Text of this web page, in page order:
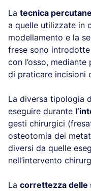
La tecnica
a quelle utilizzate in
modellamento e la
frese sono
con l’osso,
di praticare incisioni
La diversa tipologia
eseguire durante
gesti chirurgici
osteotomia dei
diversi da quelle
nell’intervento
La correttezza delle